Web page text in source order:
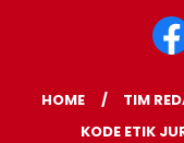
HOME TIM
KODE ETIK